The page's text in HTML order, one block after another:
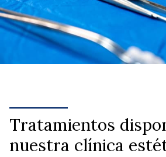
Tratamientos
nuestra clínica